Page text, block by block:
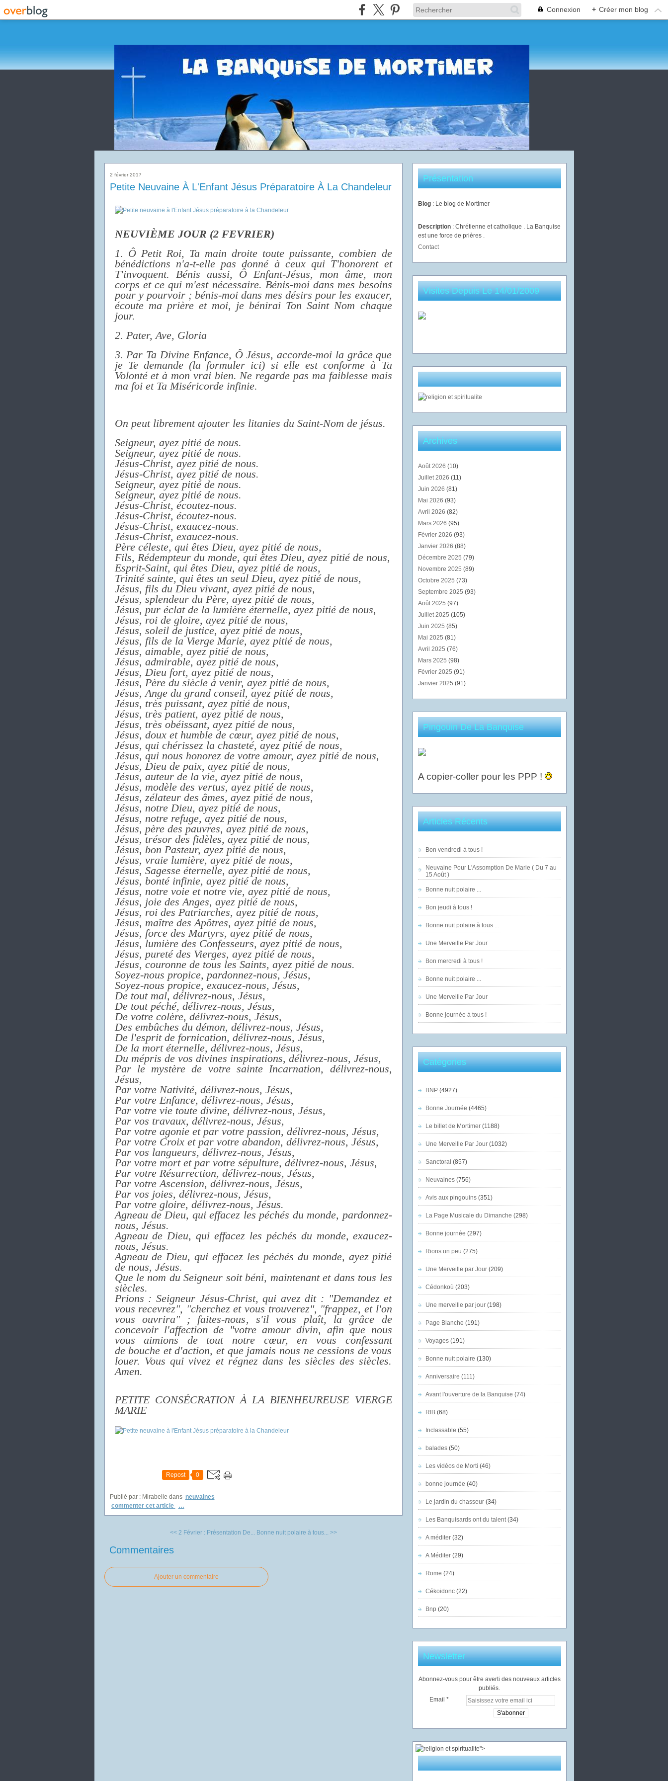
Connexion + Créer mon blog
2 février 2017
Petite Neuvaine À L'Enfant Jésus Préparatoire À La Chandeleur
NEUVIÈME JOUR (2 FEVRIER)
1. Ô Petit Roi, Ta main droite toute puissante, combien de
bénédictions n'a-t-elle pas donné à ceux qui T'honorent et
T'invoquent. Bénis aussi, Ô Enfant-Jésus, mon âme, mon
corps et ce qui m'est nécessaire. Bénis-moi dans mes besoins
pour y pourvoir ; bénis-moi dans mes désirs pour les exaucer,
écoute ma prière et moi, je bénirai Ton Saint Nom chaque
jour.
2. Pater, Ave, Gloria
3. Par Ta Divine Enfance, Ô Jésus, accorde-moi la grâce que
je Te demande (la formuler ici) si elle est conforme à Ta
Volonté et à mon vrai bien. Ne regarde pas ma faiblesse mais
ma foi et Ta Miséricorde infinie.
On peut librement ajouter les litanies du Saint-Nom de jésus.
Seigneur, ayez pitié de nous.
Seigneur, ayez pitié de nous.
Jésus-Christ, ayez pitié de nous.
Jésus-Christ, ayez pitié de nous.
Seigneur, ayez pitié de nous.
Seigneur, ayez pitié de nous.
Jésus-Christ, écoutez-nous.
Jésus-Christ, écoutez-nous.
Jésus-Christ, exaucez-nous.
Jésus-Christ, exaucez-nous.
Père céleste, qui êtes Dieu, ayez pitié de nous,
Fils, Rédempteur du monde, qui êtes Dieu, ayez pitié de nous,
Esprit-Saint, qui êtes Dieu, ayez pitié de nous,
Trinité sainte, qui êtes un seul Dieu, ayez pitié de nous,
Jésus, fils du Dieu vivant, ayez pitié de nous,
Jésus, splendeur du Père, ayez pitié de nous,
Jésus, pur éclat de la lumière éternelle, ayez pitié de nous,
Jésus, roi de gloire, ayez pitié de nous,
Jésus, soleil de justice, ayez pitié de nous,
Jésus, fils de la Vierge Marie, ayez pitié de nous,
Jésus, aimable, ayez pitié de nous,
Jésus, admirable, ayez pitié de nous,
Jésus, Dieu fort, ayez pitié de nous,
Jésus, Père du siècle à venir, ayez pitié de nous,
Jésus, Ange du grand conseil, ayez pitié de nous,
Jésus, très puissant, ayez pitié de nous,
Jésus, très patient, ayez pitié de nous,
Jésus, très obéissant, ayez pitié de nous,
Jésus, doux et humble de cœur, ayez pitié de nous,
Jésus, qui chérissez la chasteté, ayez pitié de nous,
Jésus, qui nous honorez de votre amour, ayez pitié de nous,
Jésus, Dieu de paix, ayez pitié de nous,
Jésus, auteur de la vie, ayez pitié de nous,
Jésus, modèle des vertus, ayez pitié de nous,
Jésus, zélateur des âmes, ayez pitié de nous,
Jésus, notre Dieu, ayez pitié de nous,
Jésus, notre refuge, ayez pitié de nous,
Jésus, père des pauvres, ayez pitié de nous,
Jésus, trésor des fidèles, ayez pitié de nous,
Jésus, bon Pasteur, ayez pitié de nous,
Jésus, vraie lumière, ayez pitié de nous,
Jésus, Sagesse éternelle, ayez pitié de nous,
Jésus, bonté infinie, ayez pitié de nous,
Jésus, notre voie et notre vie, ayez pitié de nous,
Jésus, joie des Anges, ayez pitié de nous,
Jésus, roi des Patriarches, ayez pitié de nous,
Jésus, maître des Apôtres, ayez pitié de nous,
Jésus, force des Martyrs, ayez pitié de nous,
Jésus, lumière des Confesseurs, ayez pitié de nous,
Jésus, pureté des Vierges, ayez pitié de nous,
Jésus, couronne de tous les Saints, ayez pitié de nous.
Soyez-nous propice, pardonnez-nous, Jésus,
Soyez-nous propice, exaucez-nous, Jésus,
De tout mal, délivrez-nous, Jésus,
De tout péché, délivrez-nous, Jésus,
De votre colère, délivrez-nous, Jésus,
Des embûches du démon, délivrez-nous, Jésus,
De l'esprit de fornication, délivrez-nous, Jésus,
De la mort éternelle, délivrez-nous, Jésus,
Du mépris de vos divines inspirations, délivrez-nous, Jésus,
Par le mystère de votre sainte Incarnation, délivrez-nous,
Jésus,
Par votre Nativité, délivrez-nous, Jésus,
Par votre Enfance, délivrez-nous, Jésus,
Par votre vie toute divine, délivrez-nous, Jésus,
Par vos travaux, délivrez-nous, Jésus,
Par votre agonie et par votre passion, délivrez-nous, Jésus,
Par votre Croix et par votre abandon, délivrez-nous, Jésus,
Par vos langueurs, délivrez-nous, Jésus,
Par votre mort et par votre sépulture, délivrez-nous, Jésus,
Par votre Résurrection, délivrez-nous, Jésus,
Par votre Ascension, délivrez-nous, Jésus,
Par vos joies, délivrez-nous, Jésus,
Par votre gloire, délivrez-nous, Jésus.
Agneau de Dieu, qui effacez les péchés du monde, pardonnez-
nous, Jésus.
Agneau de Dieu, qui effacez les péchés du monde, exaucez-
nous, Jésus.
Agneau de Dieu, qui effacez les péchés du monde, ayez pitié
de nous, Jésus.
Que le nom du Seigneur soit béni, maintenant et dans tous les
siècles.
Prions : Seigneur Jésus-Christ, qui avez dit : "Demandez et
vous recevrez", "cherchez et vous trouverez", "frappez, et l'on
vous ouvrira" ; faites-nous, s'il vous plaît, la grâce de
concevoir l'affection de "votre amour divin, afin que nous
vous aimions de tout notre cœur, en vous confessant
de bouche et d'action, et que jamais nous ne cessions de vous
louer. Vous qui vivez et régnez dans les siècles des siècles.
Amen.
PETITE CONSÉCRATION À LA BIENHEUREUSE VIERGE
MARIE
Repost 0
Publié par : Mirabelle dans neuvaines
commenter cet article
…
<< 2 Février : Présentation De... Bonne nuit polaire à tous... >>
Commentaires
Ajouter un commentaire
Présentation
Blog : Le blog de Mortimer
Description : Chrétienne et catholique . La Banquise
est une force de prières .
Contact
Visites Depuis Le 14/01/2009
Archives
Août 2026 (10)
Juillet 2026 (11)
Juin 2026 (81)
Mai 2026 (93)
Avril 2026 (82)
Mars 2026 (95)
Février 2026 (93)
Janvier 2026 (88)
Décembre 2025 (79)
Novembre 2025 (89)
Octobre 2025 (73)
Septembre 2025 (93)
Août 2025 (97)
Juillet 2025 (105)
Juin 2025 (85)
Mai 2025 (81)
Avril 2025 (76)
Mars 2025 (98)
Février 2025 (91)
Janvier 2025 (91)
Pingouin De La Banquise
A copier-coller pour les PPP !
Articles Récents
Bon vendredi à tous !
Neuvaine Pour L'Assomption De Marie ( Du 7 au
15 Août )
Bonne nuit polaire ...
Bon jeudi à tous !
Bonne nuit polaire à tous ...
Une Merveille Par Jour
Bon mercredi à tous !
Bonne nuit polaire ...
Une Merveille Par Jour
Bonne journée à tous !
Catégories
BNP(4927)
Bonne Journée (4465)
Le billet de Mortimer(1188)
Une Merveille Par Jour(1032)
Sanctoral (857)
Neuvaines(756)
Avis aux pingouins(351)
La Page Musicale du Dimanche (298)
Bonne journée (297)
Rions un peu (275)
Une Merveille par Jour(209)
Cédonkoù (203)
Une merveille par jour(198)
Page Blanche (191)
Voyages(191)
Bonne nuit polaire (130)
Anniversaire (111)
Avant l'ouverture de la Banquise (74)
RIB(68)
Inclassable (55)
balades(50)
Les vidéos de Morti (46)
bonne journée (40)
Le jardin du chasseur(34)
Les Banquisards ont du talent(34)
A méditer(32)
A Méditer(29)
Rome (24)
Cékoidonc(22)
Bnp (20)
Newsletter
Abonnez-vous pour être averti des nouveaux articles
publiés.
Email
">